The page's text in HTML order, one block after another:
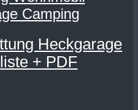
Heckgarage
+ PDF